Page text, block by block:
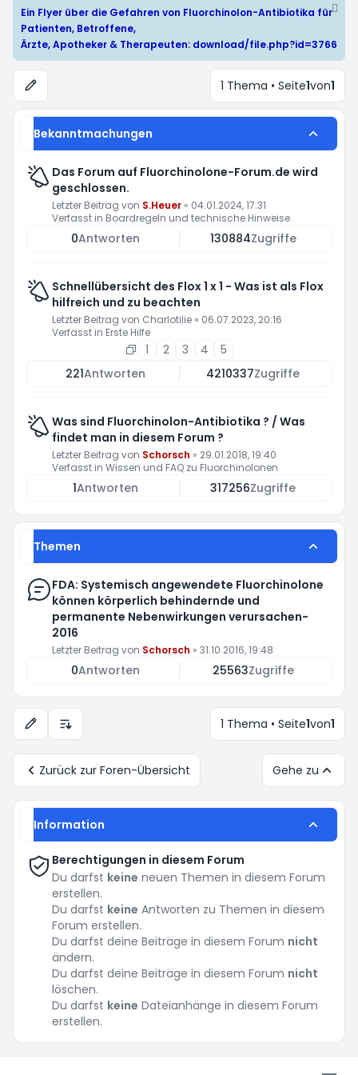
Ein Flyer über die Gefahren von Fluorchinolon-Antibiotika für
Patienten, Betroffene,
Ärzte, Apotheker & Therapeuten: download/file.php?id=3766
1 Thema • Seite1von1
Bekanntmachungen
Das Forum auf Fluorchinolone-Forum.de wird
geschlossen.
Letzter Beitrag von S.Heuer » 04.01.2024, 17:31
Verfasst in Boardregeln und technische Hinweise
0Antworten 130884Zugriffe
Schnellübersicht des Flox 1 x 1 - Was ist als Flox
hilfreich und zu beachten
Letzter Beitrag von Charlotilie » 06.07.2023, 20:16
Verfasst in Erste Hilfe
1 2 3 4
5
221Antworten 4210337Zugriffe
Was sind Fluorchinolon-Antibiotika ? / Was
findet man in diesem Forum ?
Letzter Beitrag von Schorsch » 29.01.2018, 19:40
Verfasst in Wissen und FAQ zu Fluorchinolonen
1Antworten 317256Zugriffe
Themen
FDA: Systemisch angewendete Fluorchinolone
können körperlich behindernde und
permanente Nebenwirkungen verursachen-
2016
Letzter Beitrag von Schorsch » 31.10.2016, 19:48
0Antworten 25563Zugriffe
Anzeige- und Sortierungs-Einstellungen
1 Thema • Seite1von1
Zurück zur Foren-Übersicht Gehe zu
Information
Berechtigungen in diesem Forum
Du darfst keine neuen Themen in diesem Forum
erstellen.
Du darfst keine Antworten zu Themen in diesem
Forum erstellen.
Du darfst deine Beiträge in diesem Forum nicht
ändern.
Du darfst deine Beiträge in diesem Forum nicht
löschen.
Du darfst keine Dateianhänge in diesem Forum
erstellen.